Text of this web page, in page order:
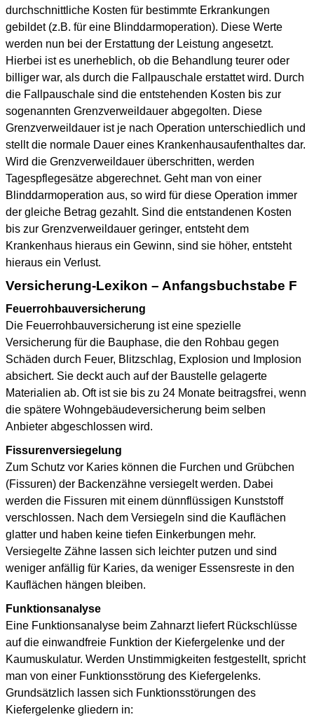
durchschnittliche Kosten für bestimmte Erkrankungen
gebildet (z.B. für eine Blinddarmoperation). Diese Werte
werden nun bei der Erstattung der Leistung angesetzt.
Hierbei ist es unerheblich, ob die Behandlung teurer oder
billiger war, als durch die Fallpauschale erstattet wird. Durch
die Fallpauschale sind die entstehenden Kosten bis zur
sogenannten Grenzverweildauer abgegolten. Diese
Grenzverweildauer ist je nach Operation unterschiedlich und
stellt die normale Dauer eines Krankenhausaufenthaltes dar.
Wird die Grenzverweildauer überschritten, werden
Tagespflegesätze abgerechnet. Geht man von einer
Blinddarmoperation aus, so wird für diese Operation immer
der gleiche Betrag gezahlt. Sind die entstandenen Kosten
bis zur Grenzverweildauer geringer, entsteht dem
Krankenhaus hieraus ein Gewinn, sind sie höher, entsteht
hieraus ein Verlust.
Versicherung-Lexikon – Anfangsbuchstabe F
Feuerrohbauversicherung
Die Feuerrohbauversicherung ist eine spezielle
Versicherung für die Bauphase, die den Rohbau gegen
Schäden durch Feuer, Blitzschlag, Explosion und Implosion
absichert. Sie deckt auch auf der Baustelle gelagerte
Materialien ab. Oft ist sie bis zu 24 Monate beitragsfrei, wenn
die spätere Wohngebäudeversicherung beim selben
Anbieter abgeschlossen wird.
Fissurenversiegelung
Zum Schutz vor Karies können die Furchen und Grübchen
(Fissuren) der Backenzähne versiegelt werden. Dabei
werden die Fissuren mit einem dünnflüssigen Kunststoff
verschlossen. Nach dem Versiegeln sind die Kauflächen
glatter und haben keine tiefen Einkerbungen mehr.
Versiegelte Zähne lassen sich leichter putzen und sind
weniger anfällig für Karies, da weniger Essensreste in den
Kauflächen hängen bleiben.
Funktionsanalyse
Eine Funktionsanalyse beim Zahnarzt liefert Rückschlüsse
auf die einwandfreie Funktion der Kiefergelenke und der
Kaumuskulatur. Werden Unstimmigkeiten festgestellt, spricht
man von einer Funktionsstörung des Kiefergelenks.
Grundsätzlich lassen sich Funktionsstörungen des
Kiefergelenke gliedern in: